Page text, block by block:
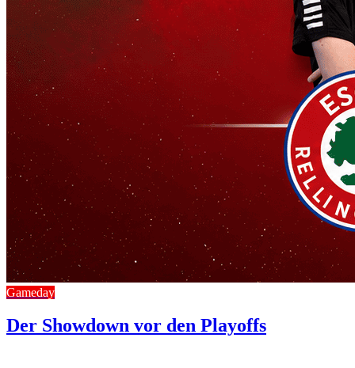
Gameday
Der Showdown vor den Playoffs